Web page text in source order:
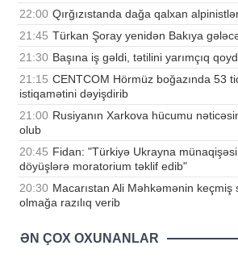
22:00 Qırğızıstanda dağa qalxan
21:45 Türkan Şoray yenidən Bakıya
21:30 Başına iş gəldi, tətilini yarımçıq
21:15 CENTCOM Hörmüz boğazında 53
istiqamətini dəyişdirib
21:00 Rusiyanın Xarkova hücumu
olub
20:45 Fidan: "Türkiyə Ukrayna
döyüşlərə moratorium təklif edib"
20:30 Macarıstan Ali Məhkəmənin keçmiş
olmağa razılıq verib
ƏN ÇOX OXUNANLAR